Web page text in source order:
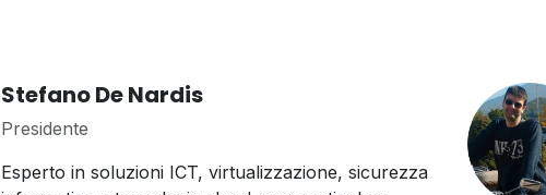
Stefano De Nardis
Presidente
Esperto in soluzioni ICT, virtualizzazione, sicurezza